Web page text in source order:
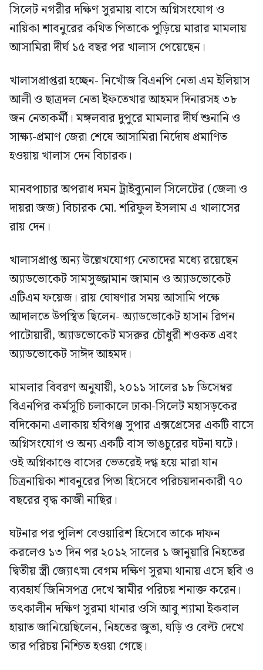
সিলেট নগরীর দক্ষিণ সুরমায় বাসে অগ্নিসংযোগ ও
নায়িকা শাবনুরের কথিত পিতাকে পুড়িয়ে মারার মামলায়
আসামিরা দীর্ঘ ১৫ বছর পর খালাস পেয়েছেন।
খালাসপ্রাপ্তরা হচ্ছেন- নিখোঁজ বিএনপি নেতা এম ইলিয়াস
আলী ও ছাত্রদল নেতা ইফতেখার আহমদ দিনারসহ ৩৮
জন নেতাকর্মী। মঙ্গলবার দুপুরে মামলার দীর্ঘ শুনানি ও
সাক্ষ্য-প্রমাণ জেরা শেষে আসামিরা নির্দোষ প্রমাণিত
হওয়ায় খালাস দেন বিচারক।
মানবপাচার অপরাধ দমন ট্রাইব্যুনাল সিলেটের (জেলা ও
দায়রা জজ) বিচারক মো. শরিফুল ইসলাম এ খালাসের
রায় দেন।
খালাসপ্রাপ্ত অন্য উল্লেখযোগ্য নেতাদের মধ্যে রয়েছেন
অ্যাডভোকেট সামসুজ্জামান জামান ও অ্যাডভোকেট
এটিএম ফয়েজ। রায় ঘোষণার সময় আসামি পক্ষে
আদালতে উপস্থিত ছিলেন- অ্যাডভোকেট হাসান রিপন
পাটোয়ারী, অ্যাডভোকেট মসরুর চৌধুরী শওকত এবং
অ্যাডভোকেট সাঈদ আহমদ।
মামলার বিবরণ অনুযায়ী, ২০১১ সালের ১৮ ডিসেম্বর
বিএনপির কর্মসূচি চলাকালে ঢাকা-সিলেট মহাসড়কের
বদিকোনা এলাকায় হবিগঞ্জ সুপার এক্সপ্রেসের একটি বাসে
অগ্নিসংযোগ ও অন্য একটি বাস ভাঙচুরের ঘটনা ঘটে।
ওই অগ্নিকাণ্ডে বাসের ভেতরেই দগ্ধ হয়ে মারা যান
চিত্রনায়িকা শাবনুরের পিতা হিসেবে পরিচয়দানকারী ৭০
বছরের বৃদ্ধ কাজী নাছির।
ঘটনার পর পুলিশ বেওয়ারিশ হিসেবে তাকে দাফন
করলেও ১৩ দিন পর ২০১২ সালের ১ জানুয়ারি নিহতের
দ্বিতীয় স্ত্রী জ্যোৎস্না বেগম দক্ষিণ সুরমা থানায় এসে ছবি ও
ব্যবহার্য জিনিসপত্র দেখে স্বামীর পরিচয় শনাক্ত করেন।
তৎকালীন দক্ষিণ সুরমা থানার ওসি আবু শ্যামা ইকবাল
হায়াত জানিয়েছিলেন, নিহতের জুতা, ঘড়ি ও বেল্ট দেখে
তার পরিচয় নিশ্চিত হওয়া গেছে।